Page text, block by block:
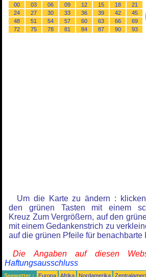
00 03 06 09 12 15 18
21
24
27 30 33 36 39 42
45
48
51 54 57 60 63 66
69
72
75 78 81 84 87 90 93
Um die Karte zu ändern :
den grünen Tasten mit einem
Kreuz Zum Vergrößern, auf den
mit einem Gedankenstrich zu
auf die grünen Pfeile für benachbarte
Die Angaben auf diesen
Haftungsausschluss
Seewetter : Europa Afrika Nordamerika